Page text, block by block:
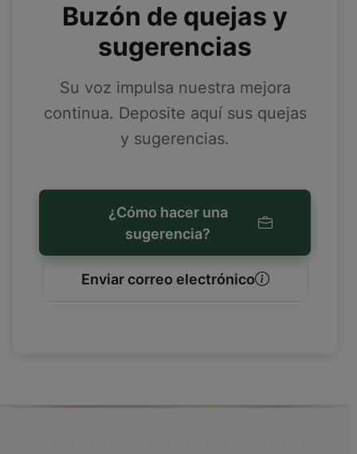
Buzón de quejas y
sugerencias
Su voz impulsa nuestra mejora
continua. Deposite aquí sus quejas
y sugerencias.
¿Cómo hacer una
sugerencia?
Enviar correo electrónico